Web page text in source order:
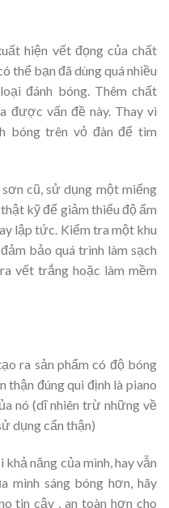
hiện vết đọng của chất
thể bạn đã dùng quá nhiều
đánh bóng. Thêm chất
được vấn đề này. Thay vì
bóng trên vỏ đàn để tìm
cũ, sử dụng một miếng
kỹ để giảm thiểu độ ẩm
lập tức. Kiểm tra một khu
bảo quá trình làm sạch
vết trắng hoặc làm mềm
ra sản phẩm có độ bóng
thận đúng qui định là piano
nó (dĩ nhiên trừ những về
dụng cẩn thận)
năng của mình, hay vẫn
mình sáng bóng hơn, hãy
tin cậy , an toàn hơn cho